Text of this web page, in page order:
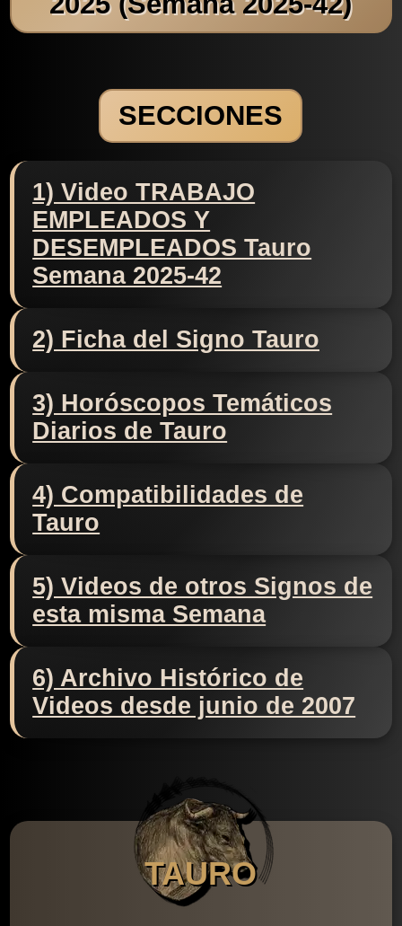
SECCIONES
1) Video TRABAJO
EMPLEADOS Y
DESEMPLEADOS Tauro
Semana 2025-42
2) Ficha del Signo Tauro
3) Horóscopos Temáticos
Diarios de Tauro
4) Compatibilidades de
Tauro
5) Videos de otros Signos de
esta misma Semana
6) Archivo Histórico de
Videos desde junio de 2007
TAURO